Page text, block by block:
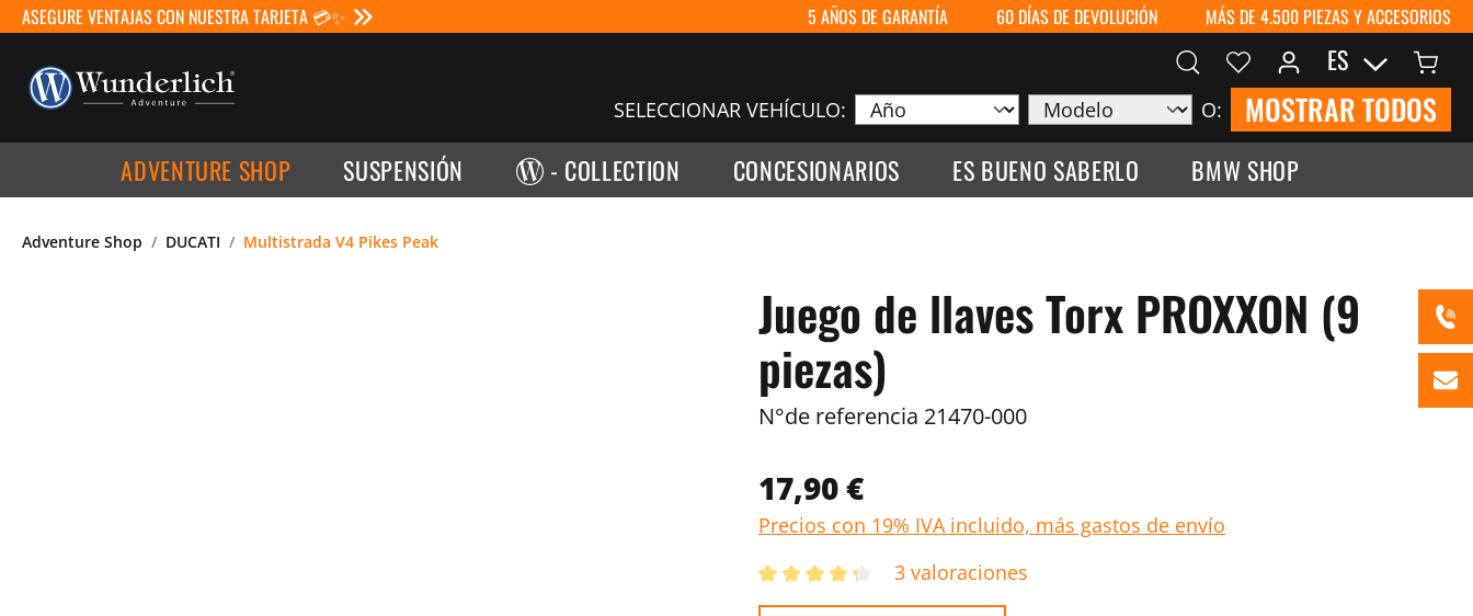
ASEGURE VENTAJAS CON NUESTRA TARJETA 💳✨ 5 AÑOS DE GARANTÍA 60 DÍAS DE DEVOLUCIÓN MÁS DE 4.500 PIEZAS Y ACCESORIOS
SELECCIONAR VEHÍCULO: O: MOSTRAR TODOS
ES
ADVENTURE SHOP SUSPENSIÓN - COLLECTION CONCESIONARIOS ES BUENO SABERLO BMW SHOP
Adventure Shop DUCATI Multistrada V4 Pikes Peak
Juego de llaves Torx PROXXON (9
piezas)
N°de referencia 21470-000
17,90 €
Precios con 19% IVA incluido, más gastos de envío
3 valoraciones